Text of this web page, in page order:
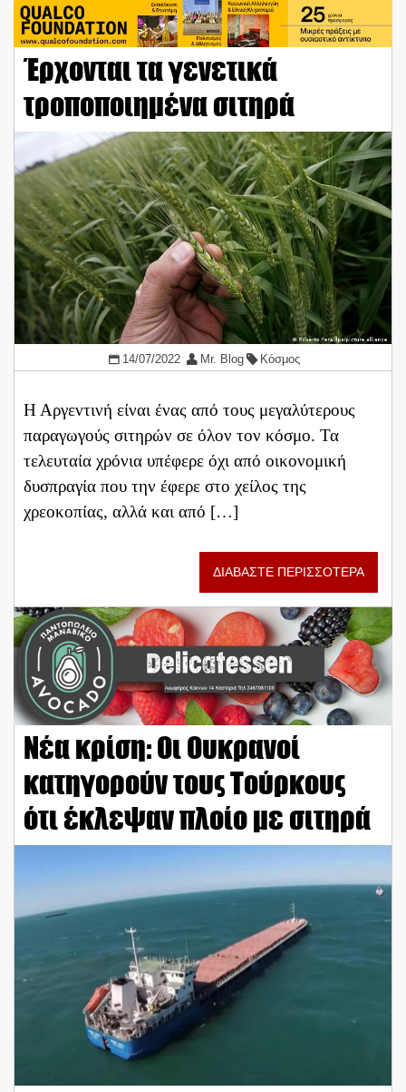
Έρχονται τα γενετικά
τροποποιημένα σιτηρά
14/07/2022 Mr. Blog Κόσμος
Η Αργεντινή είναι ένας από τους μεγαλύτερους
παραγωγούς σιτηρών σε όλον τον κόσμο. Τα
τελευταία χρόνια υπέφερε όχι από οικονομική
δυσπραγία που την έφερε στο χείλος της
χρεοκοπίας, αλλά και από […]
ΔΙΑΒΑΣΤΕ ΠΕΡΙΣΣΟΤΕΡΑ
Νέα κρίση: Οι Ουκρανοί
κατηγορούν τους Τούρκους
ότι έκλεψαν πλοίο με σιτηρά